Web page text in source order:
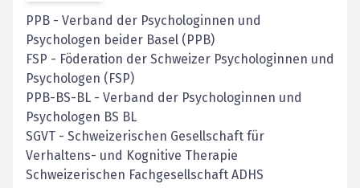
PPB - Verband der Psychologinnen und
Psychologen beider Basel (PPB)
FSP - Föderation der Schweizer Psychologinnen und
Psychologen (FSP)
PPB-BS-BL - Verband der Psychologinnen und
Psychologen BS BL
SGVT - Schweizerischen Gesellschaft für
Verhaltens- und Kognitive Therapie
Schweizerischen Fachgesellschaft ADHS